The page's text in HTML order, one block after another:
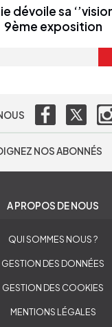
dévoile sa
9ème exposition
NOS ABONNÉS
A PROPOS DE NOUS
QUI SOMMES NOUS ?
GESTION DES DONNÉES
GESTION DES COOKIES
MENTIONS LÉGALES